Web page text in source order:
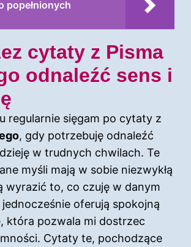
popełnionych
cytaty z Pisma
odnaleźć sens i
regularnie sięgam po cytaty z
, gdy potrzebuję odnaleźć
w trudnych chwilach. Te
myśli mają w sobie niezwykłą
wyrazić to, co czuję w danym
oferują spokojną
która pozwala mi dostrzec
Cytaty te, pochodzące